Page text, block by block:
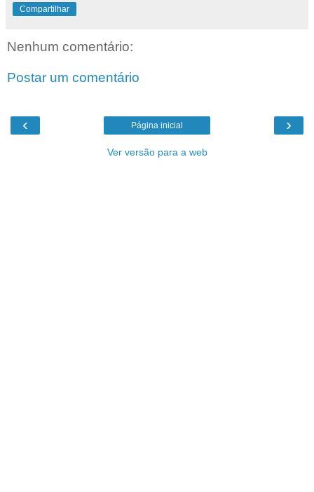
Compartilhar
Nenhum comentário:
Postar um comentário
‹ ›
Página inicial
Ver versão para a web